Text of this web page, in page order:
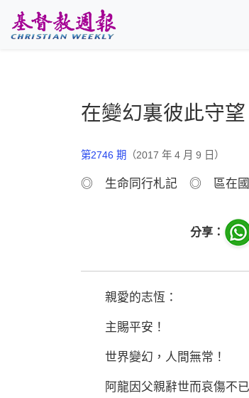
在變幻裏彼此守望
第2746 期 （2017 年 4 月 9 日）
◎ 生命同行札記 ◎ 區在國
分享：
親愛的志恆：
主賜平安！
世界變幻，人間無常！
阿龍因父親辭世而哀傷不已